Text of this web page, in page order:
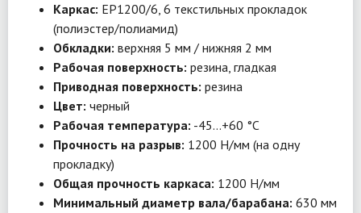
Каркас: EP1200/6, 6 текстильных прокладок
(полиэстер/полиамид)
Обкладки: верхняя 5 мм / нижняя 2 мм
Рабочая поверхность: резина, гладкая
Приводная поверхность: резина
Цвет: черный
Рабочая температура: -45…+60 °C
Прочность на разрыв: 1200 Н/мм (на одну
прокладку)
Общая прочность каркаса: 1200 Н/мм
Минимальный диаметр вала/барабана: 630 мм